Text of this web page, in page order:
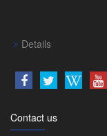
Details
Contact us